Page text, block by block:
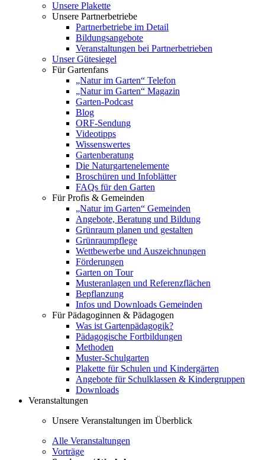
Unsere Plakette
Unsere Partnerbetriebe
Partnerbetriebe im Detail
Bildungsangebote
Veranstaltungen bei Partnerbetrieben
Unser Gütesiegel
Für Gartenfans
„Natur im Garten“ Telefon
„Natur im Garten“ Magazin
Garten-Podcast
Blog
ORF-Sendung
Videotipps
Wissenswertes
Gartenberatung
Die Naturgartenelemente
Broschüren und Infoblätter
FAQs für den Garten
Für Profis & Gemeinden
„Natur im Garten“ Gemeinden
Angebote, Beratung und Bildung
Grünraum planen und gestalten
Grünraumpflege
Wettbewerbe und Auszeichnungen
Förderungen
Garten on Tour
Musteranlagen und Referenzflächen
Bepflanzung
Infos und Downloads Gemeinden
Für Pädagoginnen & Pädagogen
Was ist Gartenpädagogik?
Pädagogische Fortbildungen
Methoden
Muster-Schulgarten
Plakette für Schulen und Kindergärten
Angebote für Schulklassen & Kindergruppen
Downloads
Veranstaltungen
Unsere Veranstaltungen im Überblick
Alle Veranstaltungen
Vorträge